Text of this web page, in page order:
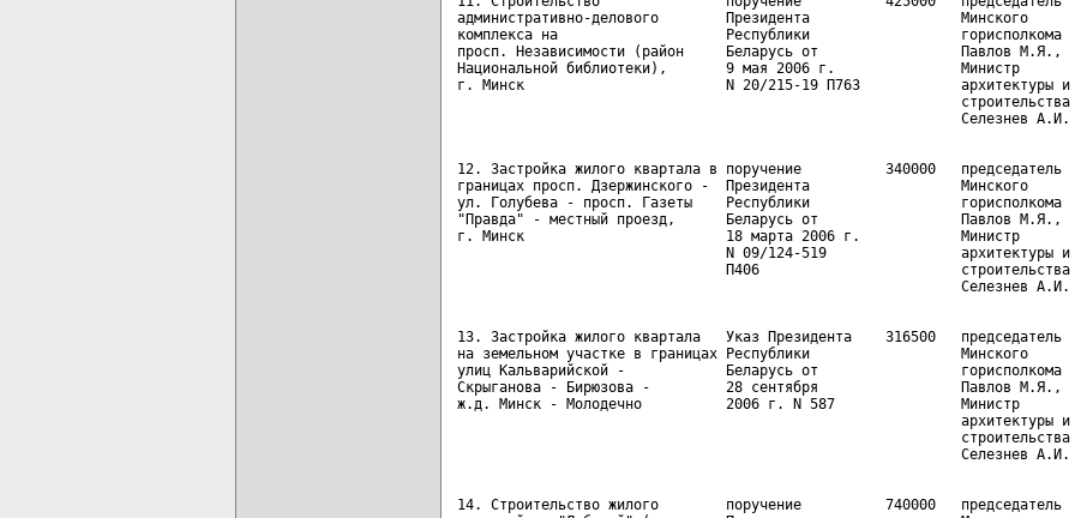
административно-делового        Президента                  Минского
комплекса на                    Республики                  горисполкома
просп. Независимости (район     Беларусь от                 Павлов М.Я.,
Национальной библиотеки),       9 мая 2006 г.               Министр
г. Минск                        N 20/215-19 П763            архитектуры и
                                                            строительства
12. Застройка жилого квартала в поручение          340000   председатель
границах просп. Дзержинского -  Президента                  Минского
ул. Голубева - просп. Газеты    Республики                  горисполкома
"Правда" - местный проезд,      Беларусь от                 Павлов М.Я.,
г. Минск                        18 марта 2006 г.            Министр
                                N 09/124-519                архитектуры и
                                П406                        строительства
13. Застройка жилого квартала   Указ Президента    316500   председатель
на земельном участке в границах Республики                  Минского
улиц Кальварийской -            Беларусь от                 горисполкома
Скрыганова - Бирюзова -         28 сентября                 Павлов М.Я.,
ж.д. Минск - Молодечно          2006 г. N 587               Министр
                                                            архитектуры и
                                                            строительства
14. Строительство жилого        поручение          740000   председатель